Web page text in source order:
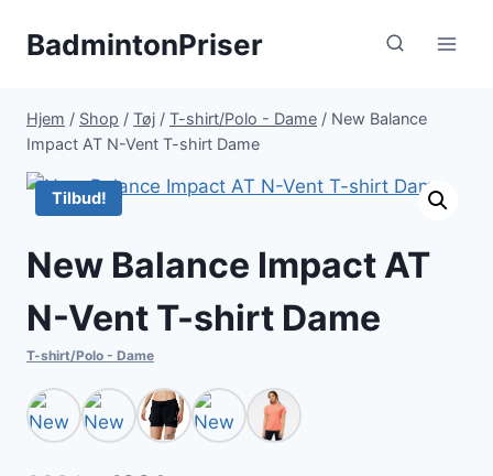
BadmintonPriser
Hjem / Shop / Tøj / T-shirt/Polo - Dame / New Balance
Impact AT N-Vent T-shirt Dame
Tilbud!
New Balance Impact AT
N-Vent T-shirt Dame
T-shirt/Polo - Dame